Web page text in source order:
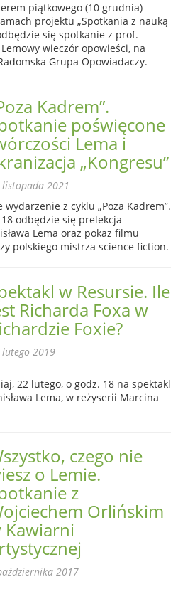
piątkowego (10 grudnia)
projektu „Spotkania z nauką
się spotkanie z prof.
wieczór opowieści, na
Grupa Opowiadaczy.
Kadrem”.
poświęcone
Lema i
„Kongresu”
listopada 2021
z cyklu „Poza Kadrem”.
odbędzie się prelekcja
Lema oraz pokaz filmu
polskiego mistrza science fiction.
w Resursie. Ile
Richarda Foxa w
Foxie?
2019
22 lutego, o godz. 18 na spektakl
Lema, w reżyserii Marcina
czego nie
o Lemie.
z
Orlińskim
Kawiarni
2017